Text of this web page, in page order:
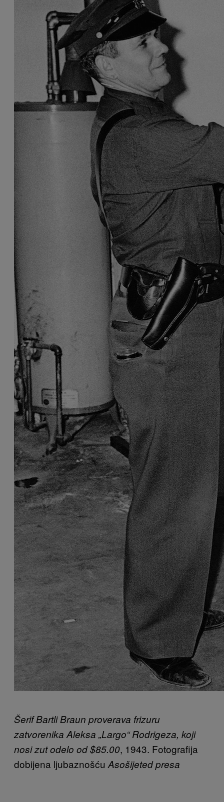
Šerif Bartli Braun proverava frizuru
zatvorenika Aleksa „Largo“ Rodrigeza, koji
nosi zut odelo od $85.00, 1943. Fotografija
dobijena ljubaznošću Asošijeted presa